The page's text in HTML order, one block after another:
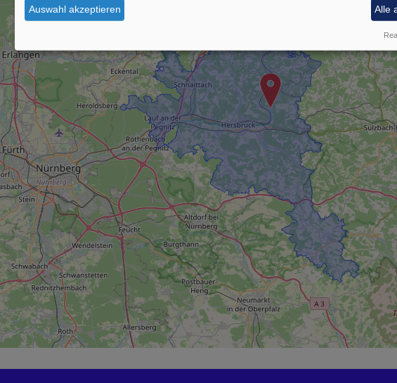
Auswahl akzeptieren Alle